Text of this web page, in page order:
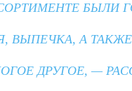
БЫЛИ
ВЫПЕЧКА, А
ДРУГОЕ, —